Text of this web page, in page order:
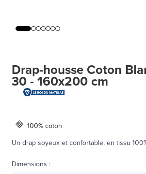
Drap-housse Coton
30 - 160x200 cm
100% coton
Un drap soyeux et confortable, en tissu
Dimensions :